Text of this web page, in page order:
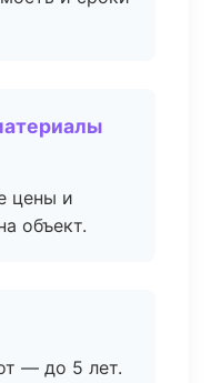
цены и
объект.
— до 5 лет.